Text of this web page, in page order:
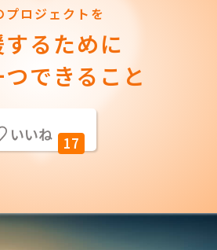
プロジェクトを
るために
できること
いいね 17